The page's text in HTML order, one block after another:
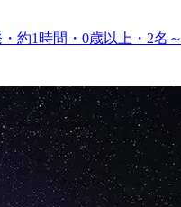
約1時間・0歳以上・2名